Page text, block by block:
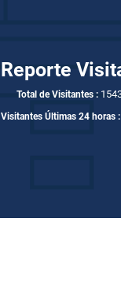
Reporte
Total de Visitantes :
Visitantes Últimas 24 horas :